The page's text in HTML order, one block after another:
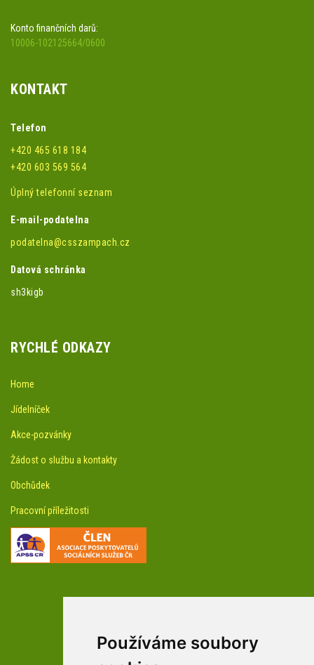
Používáme soubory
Konto finančních darů:
10006-102125664/0600
KONTAKT
Telefon
+420 465 618 184
+420 603 569 564
Úplný telefonní seznam
E-mail-podatelna
podatelna@csszampach.cz
Datová schránka
sh3kigb
RYCHLÉ ODKAZY
Home
Jídelníček
Akce-pozvánky
Žádost o službu a kontakty
Obchůdek
Pracovní příležitosti
facebookové profily domova a arboreta